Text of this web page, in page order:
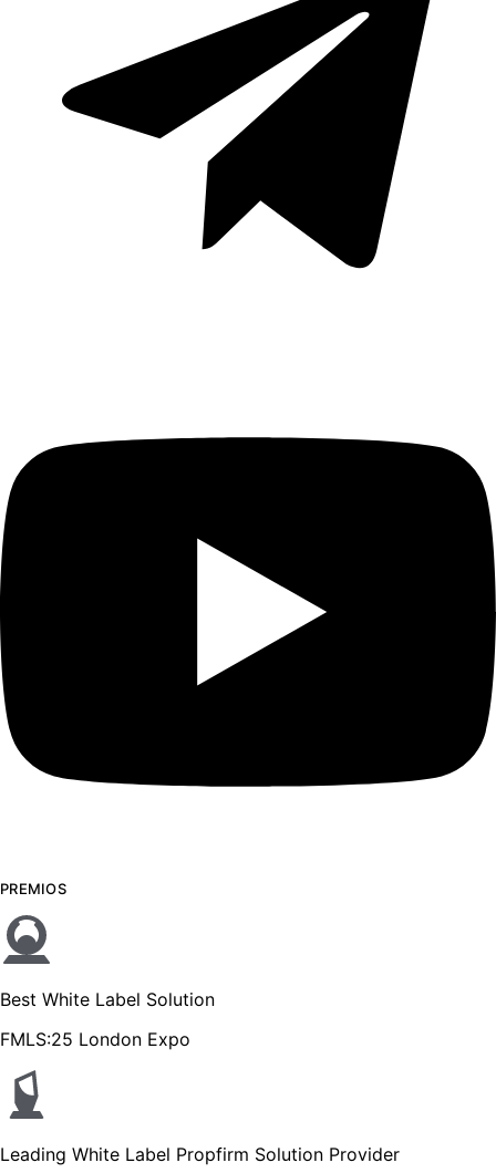
PREMIOS
Best White Label Solution
FMLS:25 London Expo
Leading White Label Propfirm Solution Provider